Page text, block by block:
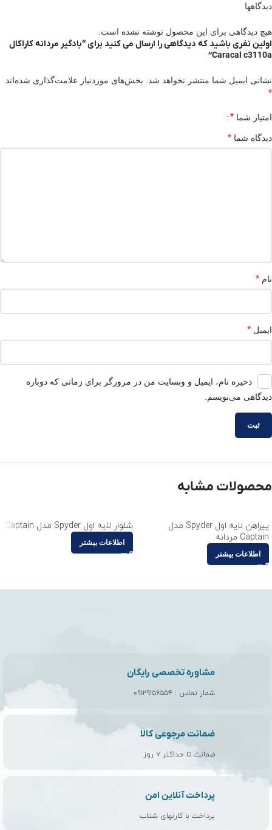
دیدگاهها
هیچ دیدگاهی برای این محصول نوشته نشده است.
اولین نفری باشید که دیدگاهی را ارسال می کنید برای “بادگیر مردانه کاراکال
Caracal c3110a”
نشانی ایمیل شما منتشر نخواهد شد. بخش‌های موردنیاز علامت‌گذاری شده‌اند
*
امتیاز شما *
دیدگاه شما *
نام *
ایمیل *
ذخیره نام، ایمیل و وبسایت من در مرورگر برای زمانی که دوباره
دیدگاهی می‌نویسم.
محصولات مشابه
پیراهن لایه اول Spyder مدل
Captain مردانه
اطلاعات بیشتر
شلوار لایه اول Spyder مدل Captain
اطلاعات بیشتر
مشاوره تخصصی رایگان
شمار تماس : ۰۹۱۲۹۱۵۶۵۵۴
ضمانت مرجوعی کالا
ضمانت تا حداکثر ۷ روز
پرداخت آنلاین امن
پرداخت با کارتهای شتاب